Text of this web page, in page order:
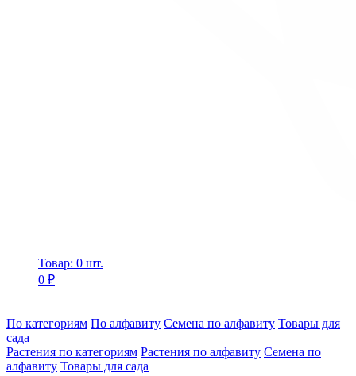
Товар: 0 шт.
0 ₽
По категориям По алфавиту Семена по алфавиту Товары для
сада
Растения по категориям Растения по алфавиту Семена по
алфавиту Товары для сада